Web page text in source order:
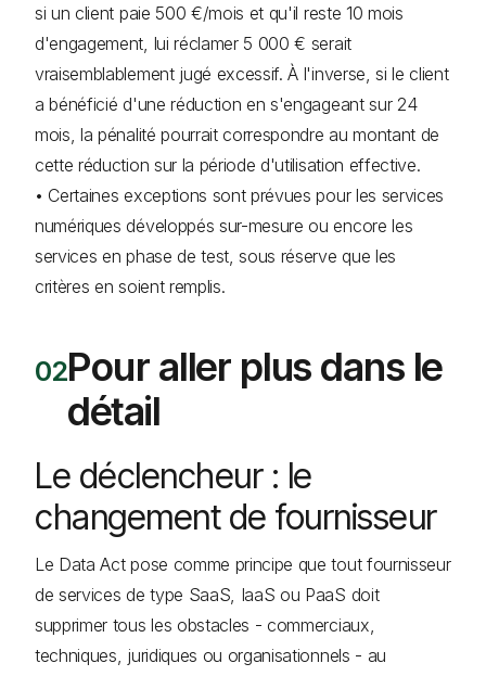
si un client paie 500 €/mois et qu'il reste 10 mois
d'engagement, lui réclamer 5 000 € serait
vraisemblablement jugé excessif. À l'inverse, si le client
a bénéficié d'une réduction en s'engageant sur 24
mois, la pénalité pourrait correspondre au montant de
cette réduction sur la période d'utilisation effective.
• Certaines exceptions sont prévues pour les services
numériques développés sur-mesure ou encore les
services en phase de test, sous réserve que les
critères en soient remplis.
Pour aller plus dans le
détail
Le déclencheur : le
changement de fournisseur
Le Data Act pose comme principe que tout fournisseur
de services de type SaaS, IaaS ou PaaS doit
supprimer tous les obstacles - commerciaux,
techniques, juridiques ou organisationnels - au